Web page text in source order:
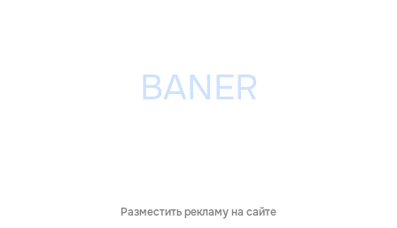
Разместить рекламу на сайте